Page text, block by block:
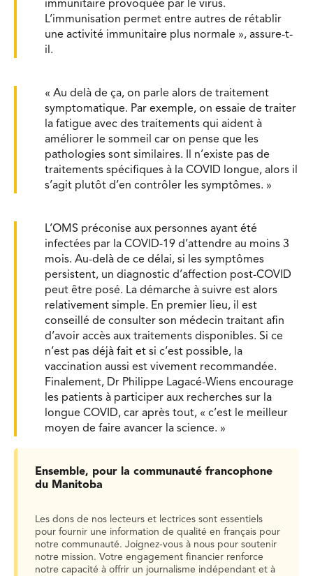
immunitaire provoquée par le virus.
L’immunisation permet entre autres de rétablir
une activité immunitaire plus normale », assure-t-
il.
« Au delà de ça, on parle alors de traitement
symptomatique. Par exemple, on essaie de traiter
la fatigue avec des traitements qui aident à
améliorer le sommeil car on pense que les
pathologies sont similaires. Il n’existe pas de
traitements spécifiques à la COVID longue, alors il
s’agit plutôt d’en contrôler les symptômes. »
L’OMS préconise aux personnes ayant été
infectées par la COVID-19 d’attendre au moins 3
mois. Au-delà de ce délai, si les symptômes
persistent, un diagnostic d’affection post-COVID
peut être posé. La démarche à suivre est alors
relativement simple. En premier lieu, il est
conseillé de consulter son médecin traitant afin
d’avoir accès aux traitements disponibles. Si ce
n’est pas déjà fait et si c’est possible, la
vaccination aussi est vivement recommandée.
Finalement, Dr Philippe Lagacé-Wiens encourage
les patients à participer aux recherches sur la
longue COVID, car après tout, « c’est le meilleur
moyen de faire avancer la science. »
Ensemble, pour la communauté francophone
du Manitoba
Les dons de nos lecteurs et lectrices sont essentiels
pour fournir une information de qualité en français pour
notre communauté. Joignez-vous à nous pour soutenir
notre mission. Votre engagement financier renforce
notre capacité à offrir un journalisme indépendant et à